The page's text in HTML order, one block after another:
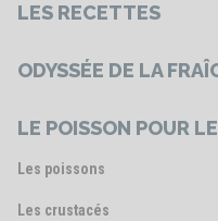
LES RECETTES
ODYSSÉE DE LA
LE POISSON POUR
Les poissons
Les crustacés